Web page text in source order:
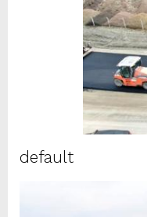
default